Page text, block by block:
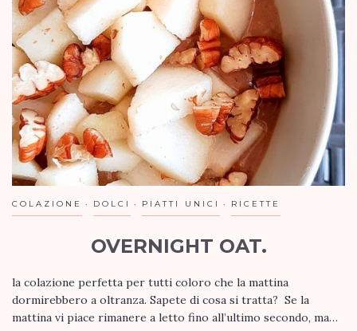
COLAZIONE DOLCI PIATTI UNICI RICETTE
OVERNIGHT OAT.
la colazione perfetta per tutti coloro che la mattina
dormirebbero a oltranza. Sapete di cosa si tratta? Se la
mattina vi piace rimanere a letto fino all’ultimo secondo, ma…